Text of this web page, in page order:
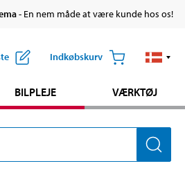
- En nem måde at være kunde hos os!
Indkøbskurv
BILPLEJE VÆRKTØJ